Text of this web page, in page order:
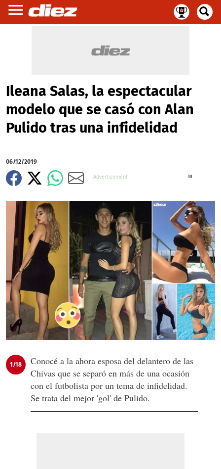
Ileana Salas, la espectacular
modelo que se casó con Alan
Pulido tras una infidelidad
06/12/2019
1/18
Conocé a la ahora esposa del delantero de las
Chivas que se separó en más de una ocasión
con el futbolista por un tema de infidelidad.
Se trata del mejor 'gol' de Pulido.
X